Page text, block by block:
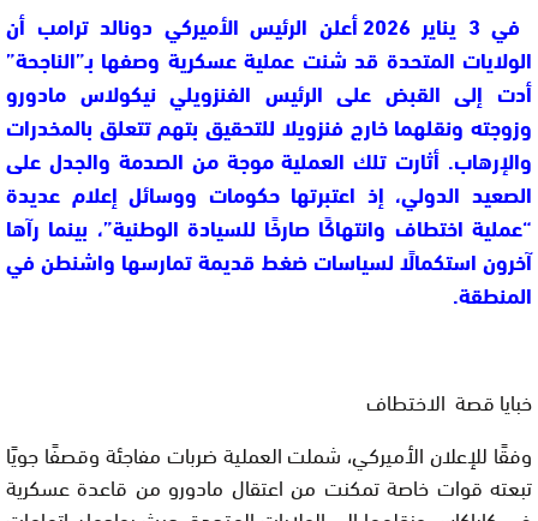
في 3 يناير 2026
أعلن الرئيس الأميركي دونالد ترامب أن
الولايات المتحدة قد شنت عملية عسكرية وصفها بـ”الناجحة”
أدت إلى القبض على الرئيس الفنزويلي نيكولاس مادورو
وزوجته ونقلهما خارج فنزويلا للتحقيق بتهم تتعلق بالمخدرات
والإرهاب. أثارت تلك العملية موجة من الصدمة والجدل على
الصعيد الدولي، إذ اعتبرتها حكومات ووسائل إعلام عديدة
“عملية اختطاف وانتهاكًا صارخًا للسيادة الوطنية”، بينما رآها
آخرون استكمالًا لسياسات ضغط قديمة تمارسها واشنطن في
المنطقة.
خبايا قصة الاختطاف
وفقًا للإعلان الأميركي، شملت العملية ضربات مفاجئة وقصفًا جويًا
تبعته قوات خاصة تمكنت من اعتقال مادورو من قاعدة عسكرية